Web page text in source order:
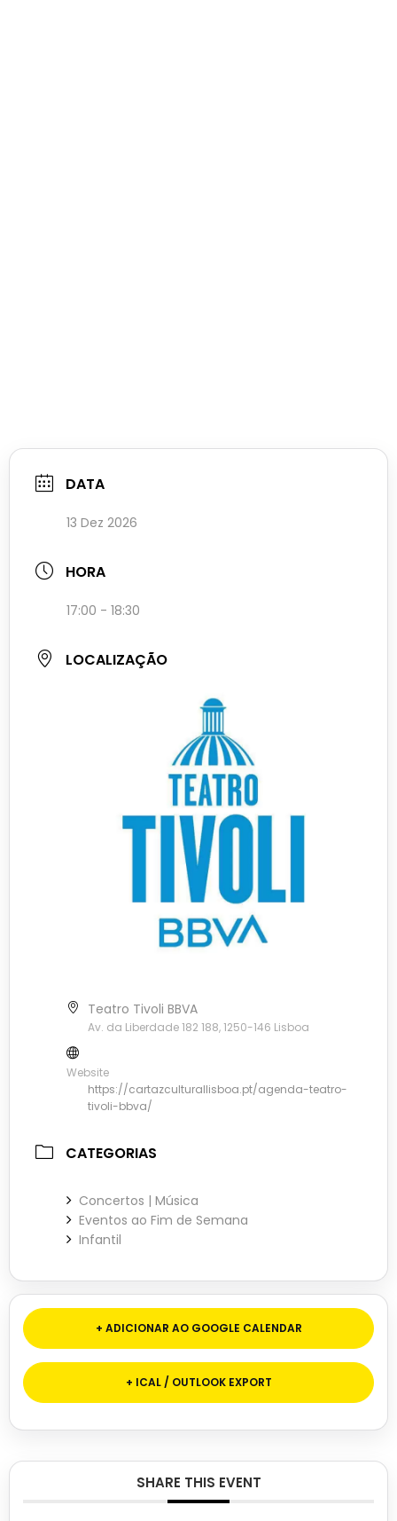
DATA
13 Dez 2026
HORA
17:00 - 18:30
LOCALIZAÇÃO
Teatro Tivoli BBVA
Av. da Liberdade 182 188, 1250-146 Lisboa
Website
https://cartazculturallisboa.pt/agenda-teatro-
tivoli-bbva/
CATEGORIAS
Concertos | Música
Eventos ao Fim de Semana
Infantil
+ ADICIONAR AO GOOGLE CALENDAR
+ ICAL / OUTLOOK EXPORT
SHARE THIS EVENT